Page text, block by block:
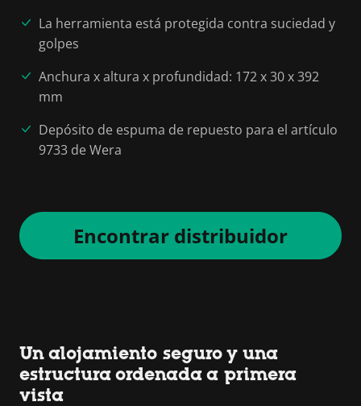
La herramienta está protegida contra suciedad y
golpes
Anchura x altura x profundidad: 172 x 30 x 392
mm
Depósito de espuma de repuesto para el artículo
9733 de Wera
Encontrar distribuidor
Un alojamiento seguro y una
estructura ordenada a primera
vista